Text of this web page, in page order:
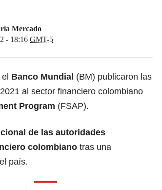
Mercado
- 18:16 GMT-5
Banco Mundial (BM) publicaron las
al sector financiero colombiano
Program (FSAP).
de las autoridades
colombiano tras una
país.